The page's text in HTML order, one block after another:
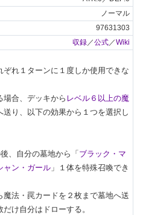
ノーマル
97631303
収録／公式／Wiki
れ１ターンに１度しか使用できな
合、デッキから レベル６以上の魔
送り、以下の効果から１つを選択し
、自分の墓地から「 ブラック・マ
ャン・ガール 」１体を特殊召喚でき
法・罠カードを２枚まで墓地へ送
け自分はドローする。